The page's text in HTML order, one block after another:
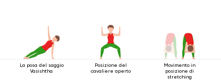
La posa del saggio
Vasishtha
Posizione del
cavaliere aperto
Movimento in
posizione di
stretching